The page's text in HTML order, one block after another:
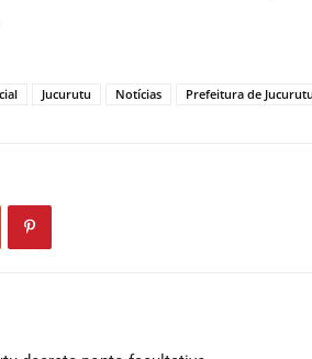
Jucurutu Notícias Prefeitura de Jucurutu